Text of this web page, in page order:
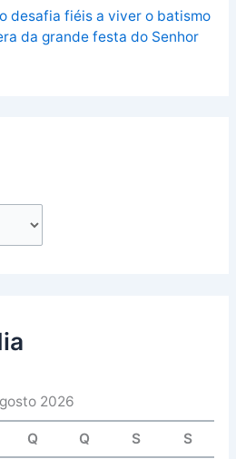
desafia fiéis a viver o batismo
da grande festa do Senhor
2026
Q Q S S